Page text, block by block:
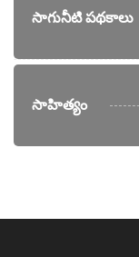
సాగునీటి పథకాలు
సాహిత్యం